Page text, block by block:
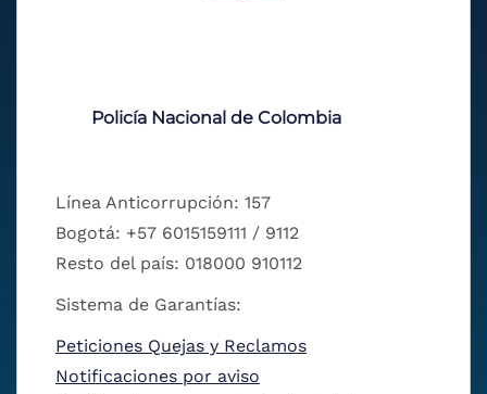
Policía Nacional de Colombia
Línea Anticorrupción: 157
Bogotá: +57 6015159111 / 9112
Resto del país: 018000 910112
Sistema de Garantías:
Peticiones Quejas y Reclamos
Notificaciones por aviso